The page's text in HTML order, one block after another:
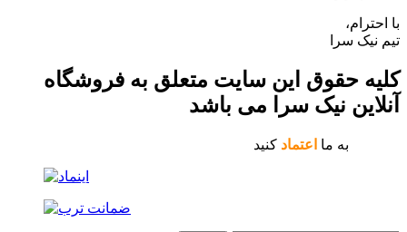
با احترام،
تیم نیک سرا
کلیه حقوق این سایت متعلق به فروشگاه
آنلاین نیک سرا می باشد
به ما اعتماد کنید